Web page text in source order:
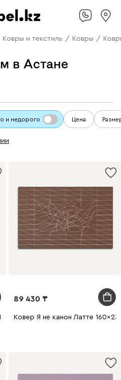
Ковры и текстиль / Ковры /
в Астане
и недорого Цена
89 430
Ковер Я не канон Латте